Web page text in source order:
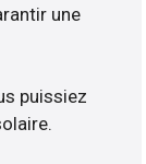
une
puissiez